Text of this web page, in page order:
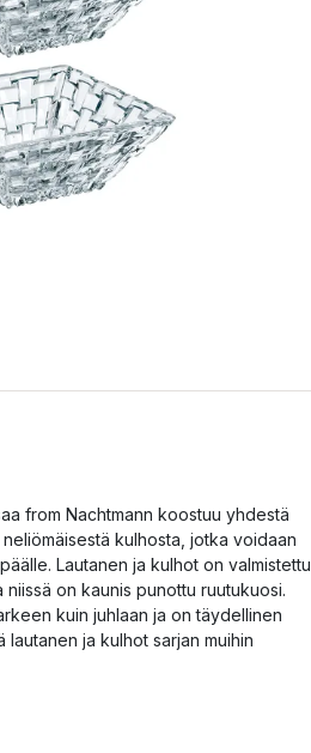
from Nachtmann koostuu yhdestä
kulhosta, jotka voidaan
Lautanen ja kulhot on valmistettu
niissä on kaunis punottu ruutukuosi.
kuin juhlaan ja on täydellinen
lautanen ja kulhot sarjan muihin